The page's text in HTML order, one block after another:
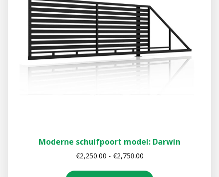
Moderne schuifpoort model: Darwin
€2,250.00 - €2,750.00